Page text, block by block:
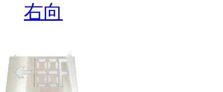
右向